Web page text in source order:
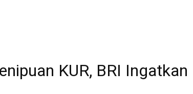
KUR, BRI Ingatkan